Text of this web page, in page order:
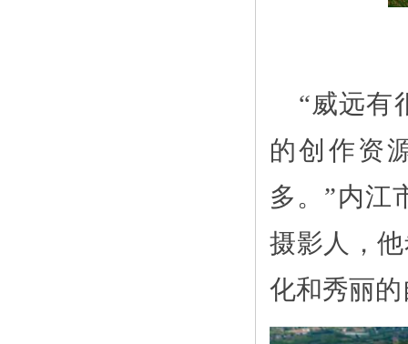
“威远有
的创作资
多。”内江
摄影人，
化和秀丽